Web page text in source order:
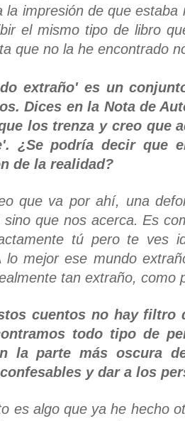
la impresión de que
el mismo tipo de libro
que no la he encontrado
extraño' es un
Dices en la Nota de
los trenza y creo que
¿Se podría decir que
de la realidad?
que va por ahí, una
sino que nos acerca. Es
tú pero te ves
lo mejor ese mundo
tan extraño, como
cuentos no hay
todo tipo de
la parte más oscura
y dar a los
es algo que ya he hecho